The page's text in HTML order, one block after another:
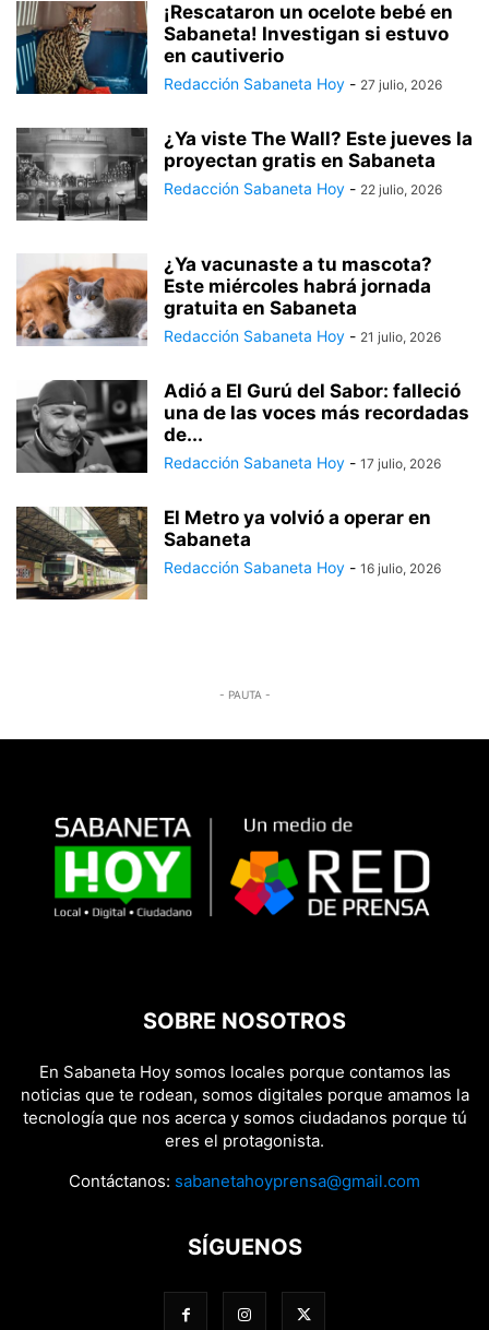
¡Rescataron un ocelote bebé en
Sabaneta! Investigan si estuvo
en cautiverio
Redacción Sabaneta Hoy - 27 julio, 2026
¿Ya viste The Wall? Este jueves la
proyectan gratis en Sabaneta
Redacción Sabaneta Hoy - 22 julio, 2026
¿Ya vacunaste a tu mascota?
Este miércoles habrá jornada
gratuita en Sabaneta
Redacción Sabaneta Hoy - 21 julio, 2026
Adió a El Gurú del Sabor: falleció
una de las voces más recordadas
de...
Redacción Sabaneta Hoy - 17 julio, 2026
El Metro ya volvió a operar en
Sabaneta
Redacción Sabaneta Hoy - 16 julio, 2026
- PAUTA -
SOBRE NOSOTROS
En Sabaneta Hoy somos locales porque contamos las
noticias que te rodean, somos digitales porque amamos la
tecnología que nos acerca y somos ciudadanos porque tú
eres el protagonista.
Contáctanos: sabanetahoyprensa@gmail.com
SÍGUENOS